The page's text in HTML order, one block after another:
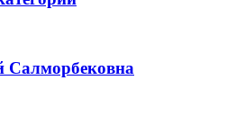
Салморбековна